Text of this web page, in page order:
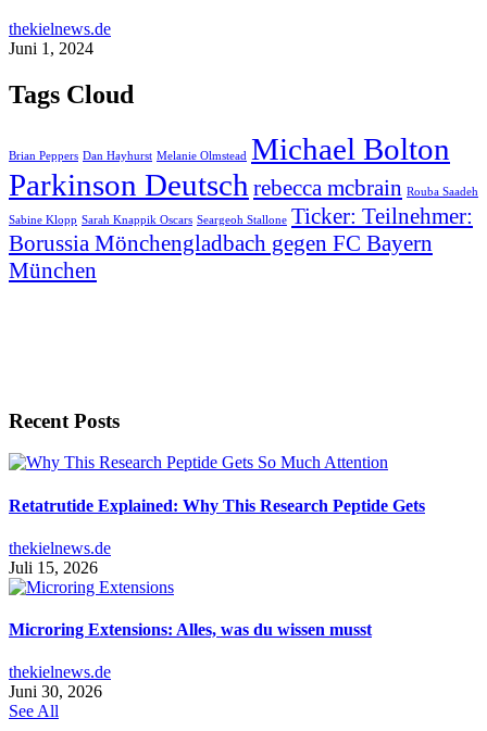
thekielnews.de
Juni 1, 2024
Tags Cloud
Brian Peppers Dan Hayhurst Melanie Olmstead Michael Bolton
Parkinson Deutsch rebecca mcbrain Rouba Saadeh
Sabine Klopp Sarah Knappik Oscars Seargeoh Stallone Ticker: Teilnehmer:
Borussia Mönchengladbach gegen FC Bayern
München
Recent Posts
Retatrutide Explained: Why This Research Peptide Gets
thekielnews.de
Juli 15, 2026
Microring Extensions: Alles, was du wissen musst
thekielnews.de
Juni 30, 2026
See All